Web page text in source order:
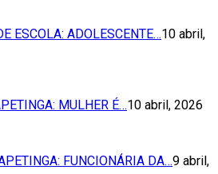
ESCOLA: ADOLESCENTE…10 abril,
MULHER É…10 abril, 2026
FUNCIONÁRIA DA…9 abril,